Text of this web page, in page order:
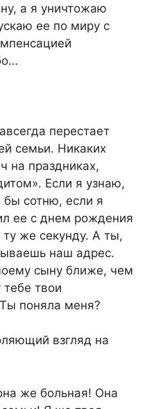
а я уничтожаю
ее по миру с
перестает
семьи. Никаких
на праздниках,
Если я узнаю,
бы сотню, если я
ее с днем рождения
же секунду. А ты,
наш адрес.
сыну ближе, чем
твои
поняла меня?
взгляд на
же больная! Она